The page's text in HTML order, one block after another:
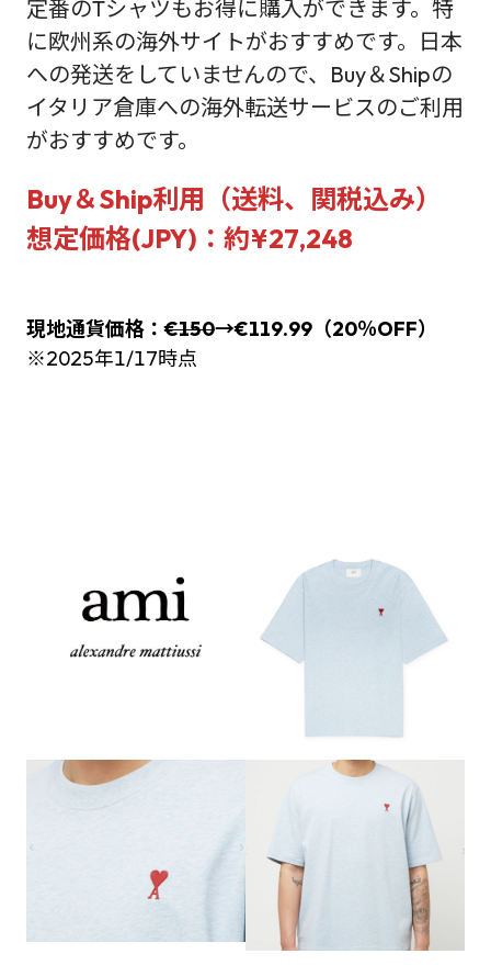
定番のTシャツもお得に購入ができます。特
に欧州系の海外サイトがおすすめです。日本
への発送をしていませんので、Buy＆Shipの
イタリア倉庫への海外転送サービスのご利用
がおすすめです。
Buy＆Ship利用（送料、関税込み）
想定価格(JPY)：約¥27,248
現地通貨価格：€150→€119.99（20％OFF）
※2025年1/17時点